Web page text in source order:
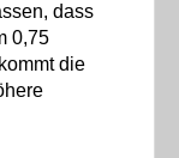
dass
0,75
die